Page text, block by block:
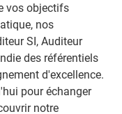
vos objectifs
nos
SI, Auditeur
des référentiels
d'excellence.
pour échanger
notre